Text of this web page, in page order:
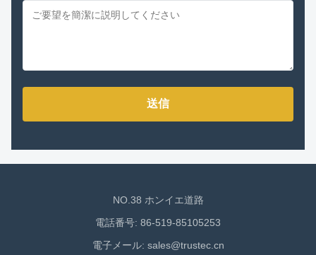
送信
NO.38 ホンイエ道路
電話番号: 86-519-85105253
電子メール: sales@trustec.cn